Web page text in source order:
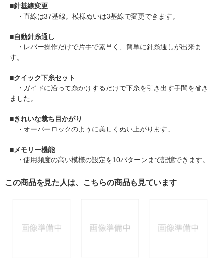
■針基線変更
・直線は37基線。模様ぬいは3基線で変更できます。
■自動針糸通し
・レバー操作だけで片手で素早く、簡単に針糸通しが出来ま
す。
■クイック下糸セット
・ガイドに沿って糸かけするだけで下糸を引き出す手間を省き
ました。
■きれいな裁ち目かがり
・オーバーロックのように美しくぬい上がります。
■メモリー機能
・使用頻度の高い模様の設定を10パターンまで記憶できます。
この商品を見た人は、こちらの商品も見ています